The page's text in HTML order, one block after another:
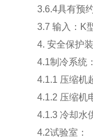
3.6.4具有预
3.7 输入：K
4. 安全保护
4.1制冷系统
4.1.1 压缩机
4.1.2 压缩机
4.1.3 冷却水
4.2试验室：